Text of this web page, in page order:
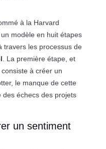
à la Harvard
modèle en huit étapes
travers les processus de
. La première étape, et
à créer un
le manque de cette
des échecs des projets
un sentiment